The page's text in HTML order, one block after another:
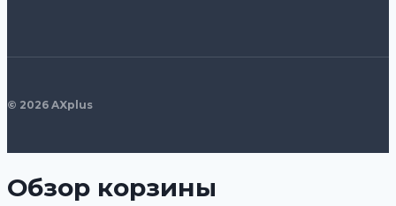
© 2026 AXplus
Обзор корзины